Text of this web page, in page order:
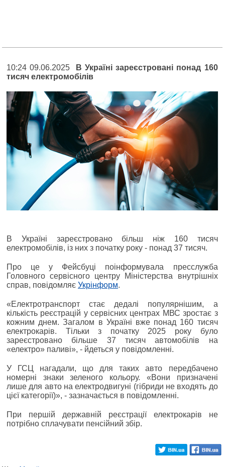
10:24 09.06.2025
В Україні зареєстровані понад 160
тисяч електромобілів
В Україні зареєстровано більш ніж 160 тисяч
електромобілів, із них з початку року - понад 37 тисяч.
Про це у Фейсбуці поінформувала пресслужба
Головного сервісного центру Міністерства внутрішніх
справ, повідомляє Укрінформ.
«Електротранспорт стає дедалі популярнішим, а
кількість реєстрацій у сервісних центрах МВС зростає з
кожним днем. Загалом в Україні вже понад 160 тисяч
електрокарів. Тільки з початку 2025 року було
зареєстровано більше 37 тисяч автомобілів на
«електро» паливі», - йдеться у повідомленні.
У ГСЦ нагадали, що для таких авто передбачено
номерні знаки зеленого кольору. «Вони призначені
лише для авто на електродвигуні (гібриди не входять до
цієї категорії)», - зазначається в повідомленні.
При першій державній реєстрації електрокарів не
потрібно сплачувати пенсійний збір.